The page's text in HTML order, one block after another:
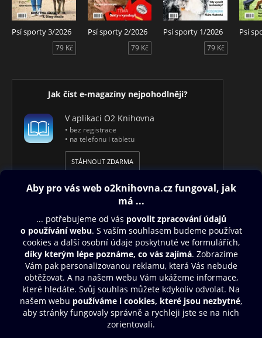
Psí sporty 3/2026
79 Kč
Psí sporty 2/2026
79 Kč
Psí sporty 1/2026
79 Kč
Psí
Jak číst e-magazíny nejpohodlněji?
V aplikaci O2 Knihovna
• bez registrace
• na telefonu i tabletu
STÁHNOUT ZDARMA
Obsah ke stažení
Moje O2 Knihovna
Další zábava